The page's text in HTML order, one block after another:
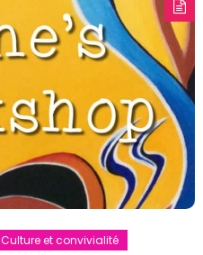
Culture et convivialité